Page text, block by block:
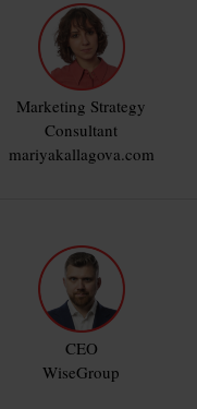
Marketing Strategy
Consultant
mariyakallagova.com
CEO
WiseGroup